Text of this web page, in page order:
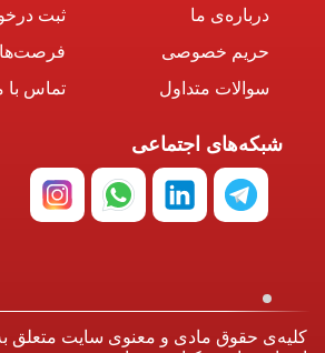
درباره‌ی ما
حریم خصوصی
سوالات متداول
ثبت
تماس با
شبکه‌های اجتماعی
کلیه‌ی حقوق مادی و معنوی سایت متعلق